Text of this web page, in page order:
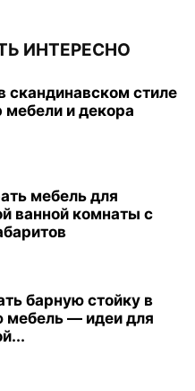
ИНТЕРЕСНО
скандинавском стиле
и декора
мебель для
ванной комнаты с
барную стойку в
мебель — идеи для